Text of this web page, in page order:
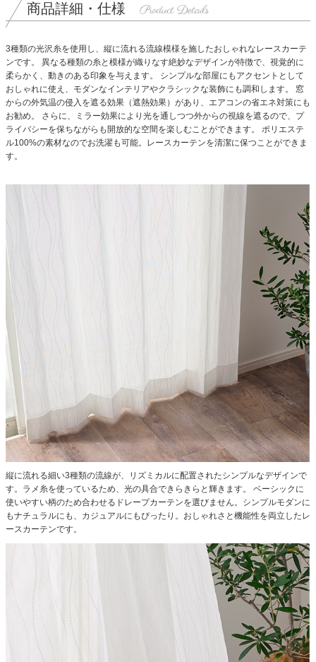
商品詳細・仕様
3種類の光沢糸を使用し、縦に流れる流線模様を施したおしゃれなレースカーテ
ンです。
異なる種類の糸と模様が織りなす絶妙なデザインが特徴で、視覚的に
柔らかく、動きのある印象を与えます。
シンプルな部屋にもアクセントとして
おしゃれに使え、モダンなインテリアやクラシックな装飾にも調和します。
窓
からの外気温の侵入を遮る効果（遮熱効果）があり、エアコンの省エネ対策にも
お勧め。
さらに、ミラー効果により光を通しつつ外からの視線を遮るので、プ
ライバシーを保ちながらも開放的な空間を楽しむことができます。
ポリエステ
ル100%の素材なのでお洗濯も可能。レースカーテンを清潔に保つことができま
す。
縦に流れる細い3種類の流線が、リズミカルに配置されたシンプルなデザインで
す。ラメ糸を使っているため、光の具合できらきらと輝きます。
ベーシックに
使いやすい柄のため合わせるドレープカーテンを選びません。シンプルモダンに
もナチュラルにも、カジュアルにもぴったり。おしゃれさと機能性を両立したレ
ースカーテンです。